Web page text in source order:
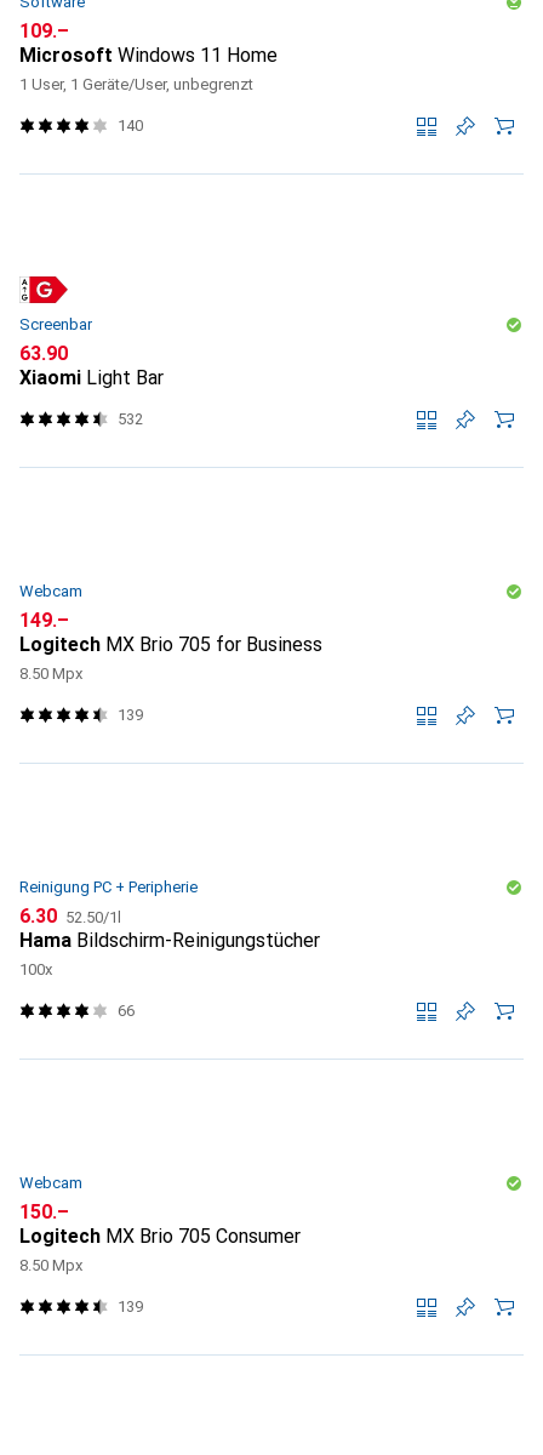
CHF
109.–
Microsoft Windows 11 Home
1 User, 1 Geräte/User, unbegrenzt
140
Screenbar
CHF
63.90
Xiaomi Light Bar
532
Webcam
CHF
149.–
Logitech MX Brio 705 for Business
8.50 Mpx
139
Reinigung PC + Peripherie
CHF
6.30 CHF
52.50/1l
Hama Bildschirm-Reinigungstücher
100x
66
Webcam
CHF
150.–
Logitech MX Brio 705 Consumer
8.50 Mpx
139